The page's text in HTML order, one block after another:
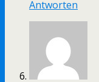
Antworten